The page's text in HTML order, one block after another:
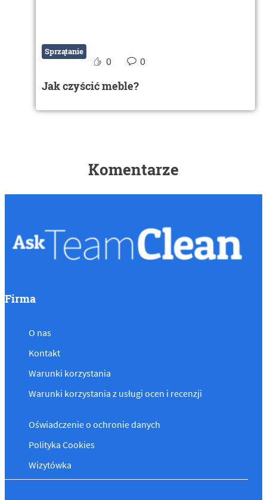
Sprzątanie
0 0
Jak czyścić meble?
Komentarze
Firma
O nas
Kontakt
Warunki korzystania
Warunki korzystania z usługi ocen i recenzji
Oświadczenie o ochronie danych
Polityka Cookies
Wizytówka